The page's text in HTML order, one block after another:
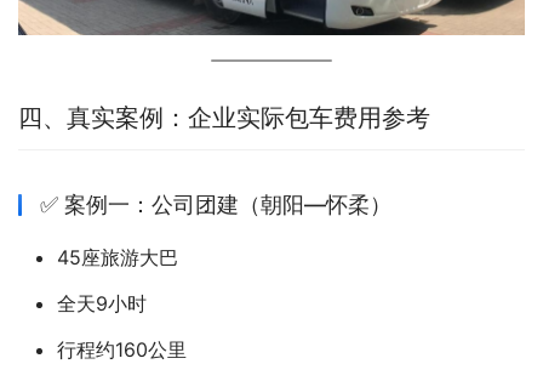
四、真实案例：企业实际包车费用参考
✅ 案例一：公司团建（朝阳—怀柔）
45座旅游大巴
全天9小时
行程约160公里